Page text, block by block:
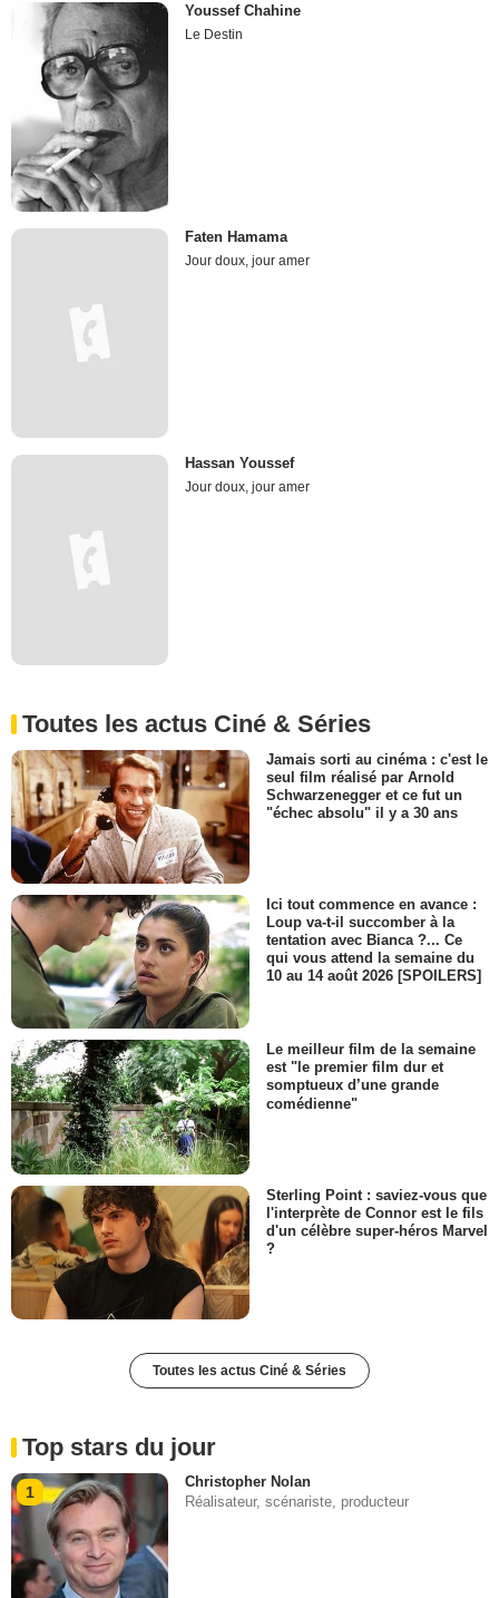
Youssef Chahine
Le Destin
Faten Hamama
Jour doux, jour amer
Hassan Youssef
Jour doux, jour amer
Toutes les actus Ciné & Séries
Jamais sorti au cinéma : c'est le
seul film réalisé par Arnold
Schwarzenegger et ce fut un
"échec absolu" il y a 30 ans
Ici tout commence en avance :
Loup va-t-il succomber à la
tentation avec Bianca ?... Ce
qui vous attend la semaine du
10 au 14 août 2026 [SPOILERS]
Le meilleur film de la semaine
est "le premier film dur et
somptueux d’une grande
comédienne"
Sterling Point : saviez-vous que
l'interprète de Connor est le fils
d'un célèbre super-héros Marvel
?
Toutes les actus Ciné & Séries
Top stars du jour
1
Christopher Nolan
Réalisateur, scénariste, producteur